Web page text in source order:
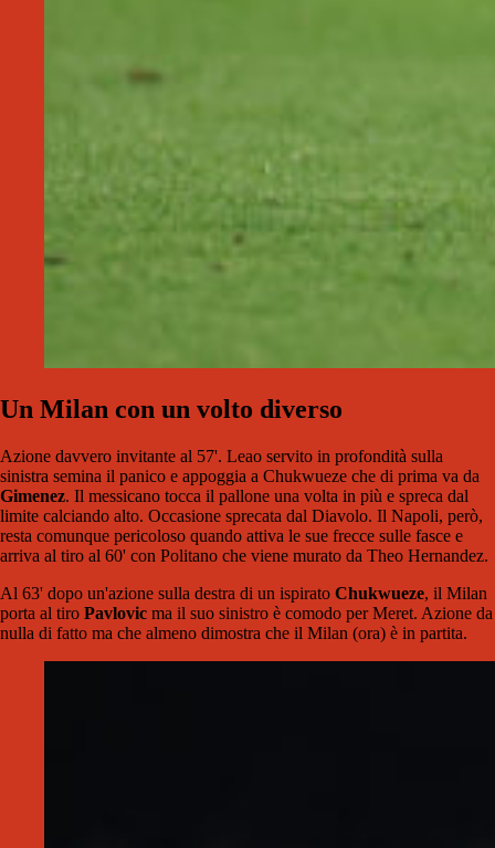
Un Milan con un volto diverso
Azione davvero invitante al 57'. Leao servito in profondità sulla
sinistra semina il panico e appoggia a Chukwueze che di prima va da
Gimenez. Il messicano tocca il pallone una volta in più e spreca dal
limite calciando alto. Occasione sprecata dal Diavolo. Il Napoli, però,
resta comunque pericoloso quando attiva le sue frecce sulle fasce e
arriva al tiro al 60' con Politano che viene murato da Theo Hernandez.
Al 63' dopo un'azione sulla destra di un ispirato Chukwueze, il Milan
porta al tiro Pavlovic ma il suo sinistro è comodo per Meret. Azione da
nulla di fatto ma che almeno dimostra che il Milan (ora) è in partita.